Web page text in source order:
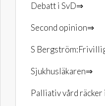
Debatt i SvD⇒
Second opinion⇒
S
Sjukhusläkaren⇒
Palliativ vård